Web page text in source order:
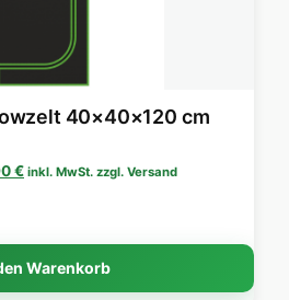
40×40×120 cm
Preis war: 32,90 €
€Aktueller Preis ist: 27,90 €.
inkl. MwSt. zzgl. Versand
Warenkorb